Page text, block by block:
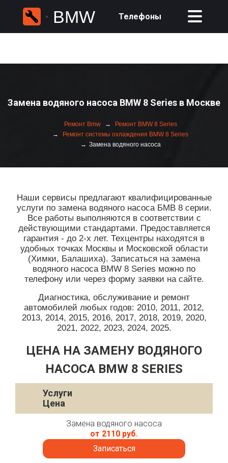
BMW Телефоны
Замена водяного насоса BMW 8 Series в Москве
Ремонт Bmw
Ремонт BMW 8 Series
Ремонт системы охлаждения BMW 8 Series
Замена водяного насоса
Наши сервисы предлагают квалифицированные
услуги по замена водяного насоса БМВ 8 серии.
Все работы выполняются в соответствии с
действующими стандартами. Предоставляется
гарантия - до 2-х лет. Техцентры находятся в
удобных точках Москвы и Московской области
(Химки, Балашиха). Записаться на замена
водяного насоса BMW 8 Series можно по
телефону или через форму заявки на сайте.
Диагностика, обслуживание и ремонт
автомобилей любых годов: 2010, 2011, 2012,
2013, 2014, 2015, 2016, 2017, 2018, 2019, 2020,
2021, 2022, 2023, 2024, 2025.
ЦЕНА НА ЗАМЕНУ ВОДЯНОГО
НАСОСА BMW 8 SERIES
Услуги
Цена
Замена водяного насоса
от 2110 руб.
Записаться